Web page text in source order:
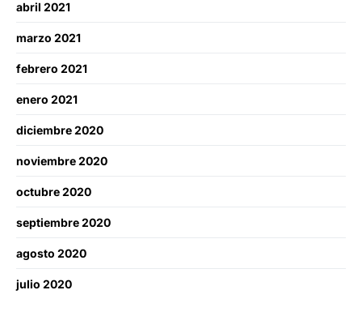
abril 2021
marzo 2021
febrero 2021
enero 2021
diciembre 2020
noviembre 2020
octubre 2020
septiembre 2020
agosto 2020
julio 2020